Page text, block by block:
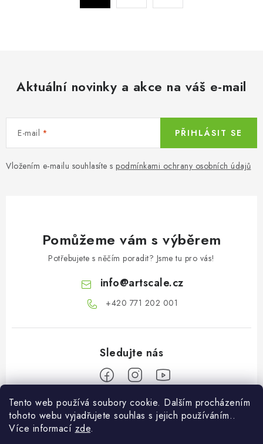
Tento web používá soubory cookie. Dalším procházením
tohoto webu vyjadřujete souhlas s jejich používáním..
Více informací zde.
y
ý
p
Aktuální novinky a akce na váš e-mail
E-mail
Vložením e-mailu souhlasíte s podmínkami ochrany osobních údajů
PŘIHLÁSIT SE
Pomůžeme vám s výběrem
Potřebujete s něčím poradit? Jsme tu pro vás!
info@artscale.cz
+420 771 202 001​
Informace pro vás